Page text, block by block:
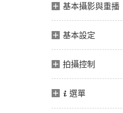
基本攝影與重播
基本設定
拍攝控制
i 選單